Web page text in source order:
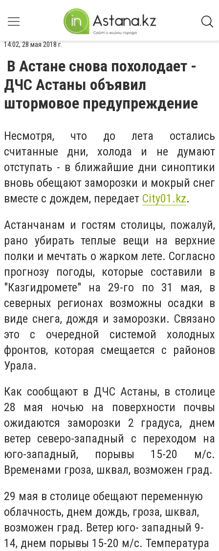
14:02, 28 мая 2018 г.
В Астане снова похолодает -
ДЧС Астаны объявил
штормовое предупреждение
Несмотря, что до лета остались
считанные дни, холода и не думают
отступать - в ближайшие дни синоптики
вновь обещают заморозки и мокрый снег
вместе с дождем, передает Сity01.kz.
Астанчанам и гостям столицы, пожалуй,
рано убирать теплые вещи на верхние
полки и мечтать о жарком лете. Согласно
прогнозу погоды, которые составили в
"Казгидромете" на 29-го по 31 мая, в
северных регионах возможны осадки в
виде снега, дождя и заморозки. Связано
это с очередной системой холодных
фронтов, которая смещается с районов
Урала.
Как сообщают в ДЧС Астаны, в столице
28 мая ночью на поверхности почвы
ожидаются заморозки 2 градуса, днем
ветер северо-западный с переходом на
юго-западный, порывы 15-20 м/с.
Временами гроза, шквал, возможен град.
29 мая в столице обещают переменную
облачность, днем дождь, гроза, шквал,
возможен град. Ветер юго- западный 9-
14, днем порывы 15-20 м/с. Температура